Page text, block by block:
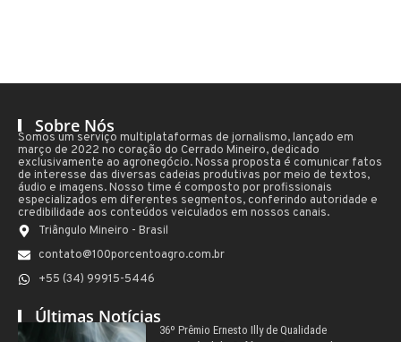
Sobre Nós
Somos um serviço multiplataformas de jornalismo, lançado em
março de 2022 no coração do Cerrado Mineiro, dedicado
exclusivamente ao agronegócio. Nossa proposta é comunicar fatos
de interesse das diversas cadeias produtivas por meio de textos,
áudio e imagens. Nosso time é composto por profissionais
especializados em diferentes segmentos, conferindo autoridade e
credibilidade aos conteúdos veiculados em nossos canais.
Triângulo Mineiro - Brasil
contato@100porcentoagro.com.br
+55 (34) 99915-5446
Últimas Notícias
36º Prêmio Ernesto Illy de Qualidade